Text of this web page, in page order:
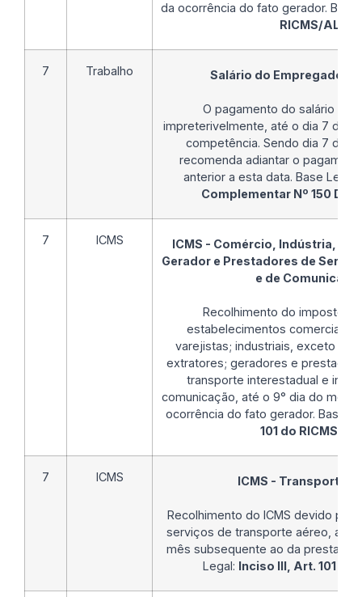
da ocorrência do fato gerador. Base
RICMS/AL
7 Trabalho Salário do Empregado
O pagamento do salário
impreterivelmente, até o dia 7 do
competência. Sendo dia 7
recomenda adiantar o
anterior a esta data. Base Legal:
Complementar Nº 150 DE
7 ICMS
ICMS - Comércio, Indústria,
Gerador e Prestadores de
e de
Recolhimento do imposto
estabelecimentos comerciais,
varejistas; industriais, exceto o
extratores; geradores e
transporte interestadual e
comunicação, até o 9° dia do mês
ocorrência do fato gerador. Base
101 do RICMS/AL
7 ICMS ICMS - Transporte
Recolhimento do ICMS devido
serviços de transporte aéreo, até
mês subsequente ao da
Legal: Inciso III, Art. 101 do